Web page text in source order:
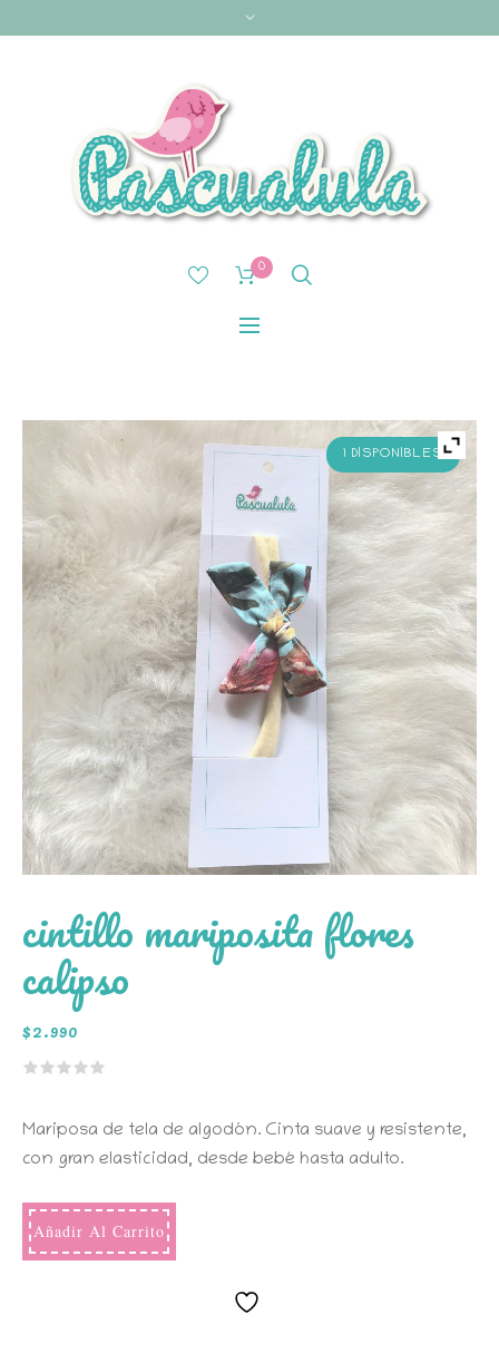
0
1 DISPONIBLES
cintillo mariposita flores
calipso
$2.990
Mariposa de tela de algodón. Cinta suave y resistente,
con gran elasticidad, desde bebé hasta adulto.
Añadir Al Carrito